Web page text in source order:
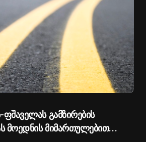
ფშაველას გამზირების
მოედნის მიმართულებით